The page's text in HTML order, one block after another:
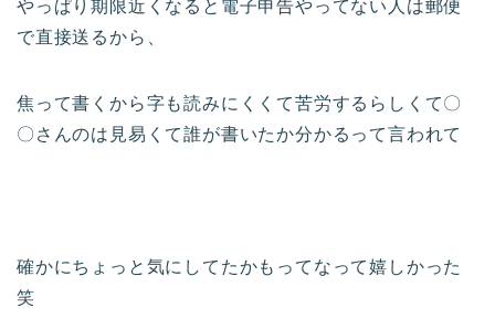
やっぱり期限近くなると電子申告やってない人は郵便
で直接送るから、
焦って書くから字も読みにくくて苦労するらしくて〇
〇さんのは見易くて誰が書いたか分かるって言われて
確かにちょっと気にしてたかもってなって嬉しかった
笑